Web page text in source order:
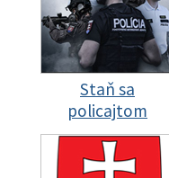
Staň sa
policajtom